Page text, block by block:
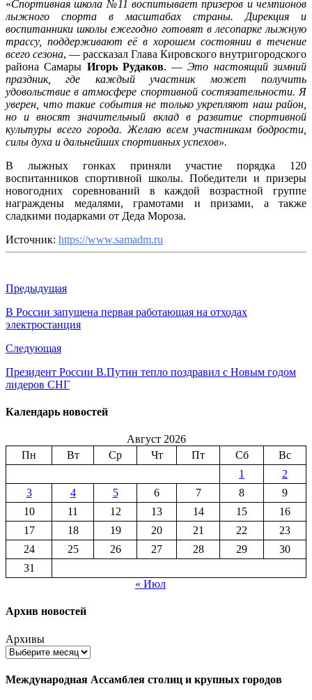
«Спортивная школа №11 воспитывает призеров и чемпионов
лыжного спорта в масштабах страны. Дирекция и
воспитанники школы ежегодно готовят в лесопарке лыжную
трассу, поддерживают её в хорошем состоянии в течение
всего сезона, — рассказал Глава Кировского внутригородского
района Самары Игорь Рудаков. —Это настоящий зимний
праздник, где каждый участник может получить
удовольствие в атмосфере спортивной состязательности. Я
уверен, что такие события не только укрепляют наш район,
но и вносят значительный вклад в развитие спортивной
культуры всего города. Желаю всем участникам бодрости,
силы духа и дальнейших спортивных успехов».
В лыжных гонках приняли участие порядка 120
воспитанников спортивной школы. Победители и призеры
новогодних соревнований в каждой возрастной группе
награждены медалями, грамотами и призами, а также
сладкими подарками от Деда Мороза.
Источник: https://www.samadm.ru
Предыдущая
В России запущена первая работающая на отходах
электростанция
Следующая
Президент России В.Путин тепло поздравил с Новым годом
лидеров СНГ
Календарь новостей
Август 2026
Пн
Вт Ср Чт Пт Сб
Вс
1
2
3
4 5 6 7 8
9
10
11 12 13 14 15
16
17
18 19 20 21 22
23
24
25 26 27 28 29
30
31
« Июл
Архив новостей
Архивы
Международная Ассамблея столиц и крупных городов